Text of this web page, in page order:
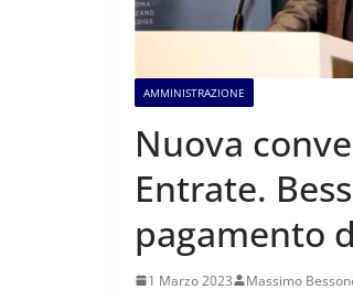
AMMINISTRAZIONE
Nuova
Entrate.
pagamento
1 Marzo 2023 Massimo